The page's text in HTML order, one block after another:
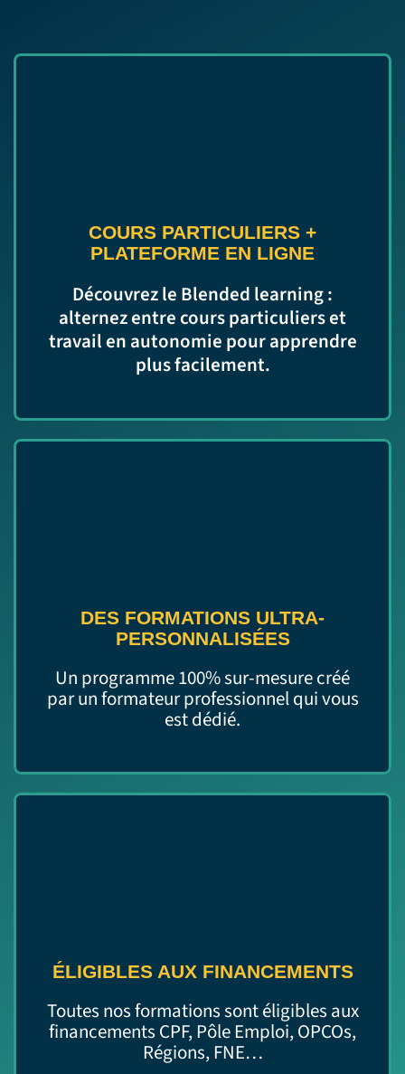
COURS PARTICULIERS +
PLATEFORME EN LIGNE
Découvrez le Blended learning :
alternez entre cours particuliers et
travail en autonomie pour apprendre
plus facilement.
DES FORMATIONS ULTRA-
PERSONNALISÉES
Un programme 100% sur-mesure créé
par un formateur professionnel qui vous
est dédié.
ÉLIGIBLES AUX FINANCEMENTS
Toutes nos formations sont éligibles aux
financements CPF, Pôle Emploi, OPCOs,
Régions, FNE…